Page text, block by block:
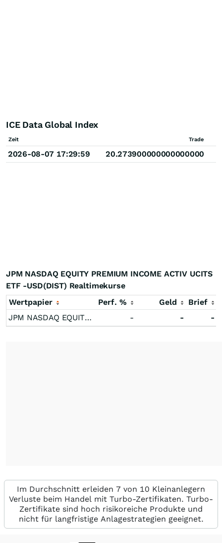
ICE Data Global Index
Zeit Trade
2026-08-07 17:29:59 20.273900000000000000
JPM NASDAQ EQUITY PREMIUM INCOME ACTIV UCITS
ETF -USD(DIST) Realtimekurse
Wertpapier
Perf. % Geld
Brief
JPM NASDAQ EQUITY PREMIUM INCOME ACTIV UCITS ETF -USD(DIST)
- - -
Im Durchschnitt erleiden 7 von 10 Kleinanlegern
Verluste beim Handel mit Turbo-Zertifikaten. Turbo-
Zertifikate sind hoch risikoreiche Produkte und
nicht für langfristige Anlagestrategien geeignet.